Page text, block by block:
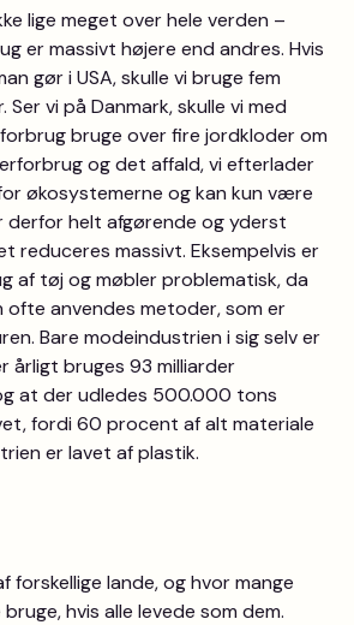
lige meget over hele verden –
er massivt højere end andres. Hvis
gør i USA, skulle vi bruge fem
vi på Danmark, skulle vi med
bruge over fire jordkloder om
og det affald, vi efterlader
økosystemerne og kan kun være
derfor helt afgørende og yderst
reduceres massivt. Eksempelvis er
af tøj og møbler problematisk, da
anvendes metoder, som er
Bare modeindustrien i sig selv er
årligt bruges 93 milliarder
at der udledes 500.000 tons
fordi 60 procent af alt materiale
er lavet af plastik.
forskellige lande, og hvor mange
hvis alle levede som dem.